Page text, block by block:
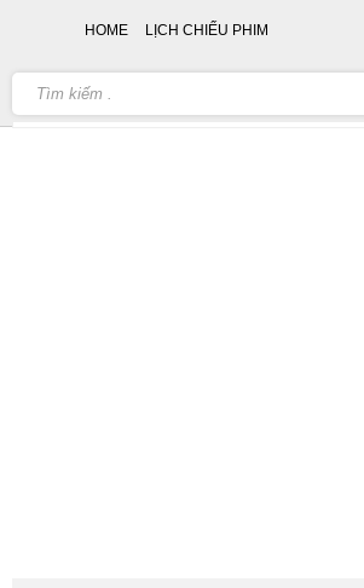
HOME LỊCH CHIẾU PHIM